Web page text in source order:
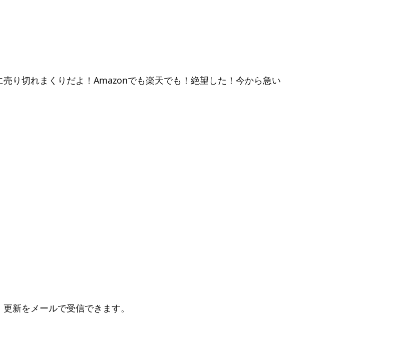
り切れまくりだよ！Amazonでも楽天でも！絶望した！今から急い
新をメールで受信できます。